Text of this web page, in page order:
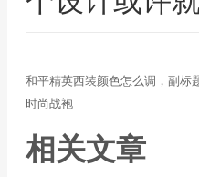
和平精英西装颜色怎么调，副标
时尚战袍
相关文章